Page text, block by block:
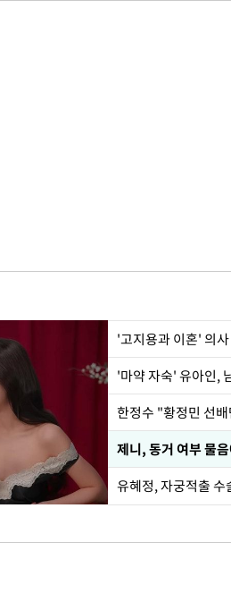
'고지용과 이혼' 의
'마약 자숙' 유아인,
제니, 동거 여부 물
유혜정, 자궁적출